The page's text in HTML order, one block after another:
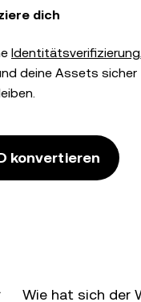
dich
Identitätsverifizierung
deine Assets sicher
konvertieren
Wie hat sich der